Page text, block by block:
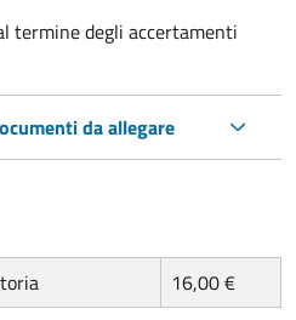
termine degli accertamenti
da allegare
16,00 €